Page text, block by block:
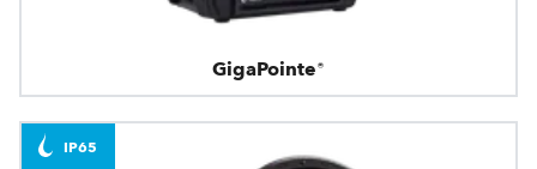
GigaPointe®
IP65